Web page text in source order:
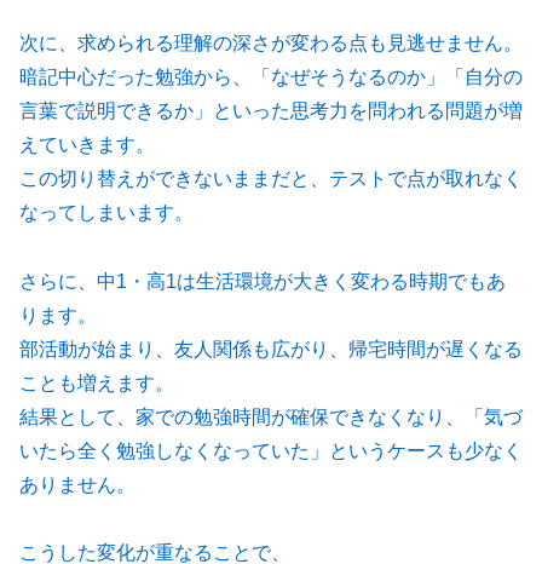
次に、求められる理解の深さが変わる点も見逃せません。
暗記中心だった勉強から、「なぜそうなるのか」「自分の
言葉で説明できるか」といった思考力を問われる問題が増
えていきます。
この切り替えができないままだと、テストで点が取れなく
なってしまいます。
さらに、中1・高1は生活環境が大きく変わる時期でもあ
ります。
部活動が始まり、友人関係も広がり、帰宅時間が遅くなる
ことも増えます。
結果として、家での勉強時間が確保できなくなり、「気づ
いたら全く勉強しなくなっていた」というケースも少なく
ありません。
こうした変化が重なることで、